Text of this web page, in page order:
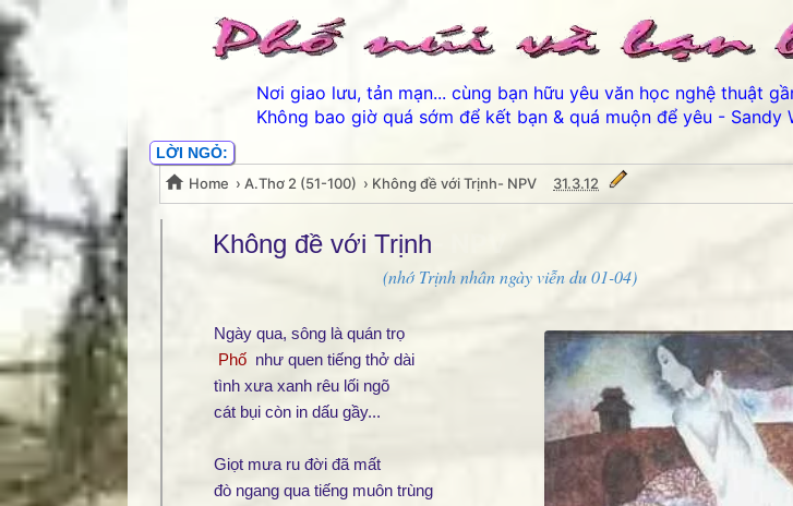
Nơi giao lưu, tản mạn... cùng bạn hữu yêu văn học nghệ thuật
Không bao giờ quá sớm để kết bạn & quá muộn để yêu - Sandy
LỜI NGỎ:
Home › A.Thơ 2 (51-100) › Không đề với Trịnh- NPV 31.3.12
Không đề với Trịnh- NPV
Không đề với Trịnh
(nhớ Trịnh nhân ngày viễn du 01-04)
Ngày qua, sông là quán trọ
Phố như quen tiếng thở dài
tình xưa xanh rêu lối ngõ
cát bụi còn in dấu gầy...
Giọt mưa ru đời đã mất
đò ngang qua tiếng muôn trùng